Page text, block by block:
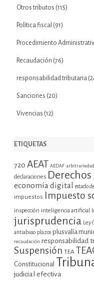
Otros tributos (115)
Política fiscal (91)
Procedimiento
Recaudación (76)
responsabilidad tributaria
Sanciones (20)
Vivencias (12)
ETIQUETAS
720 AEAT AEDAF arbitrariedad
declaraciones
economía digital estado
impuestos Impuesto
inspección inteligencia artificial
jurisprudencia Ley
antiabuso plazos plusvalía
recaudación responsabilidad
Suspensión TEA
Constitucional
judicial efectiva